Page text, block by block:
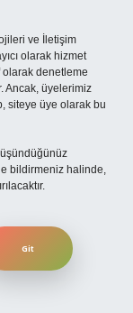
ve İletişim
olarak hizmet
denetleme
Ancak, üyelerimiz
siteye üye olarak bu
bildirmeniz halinde,